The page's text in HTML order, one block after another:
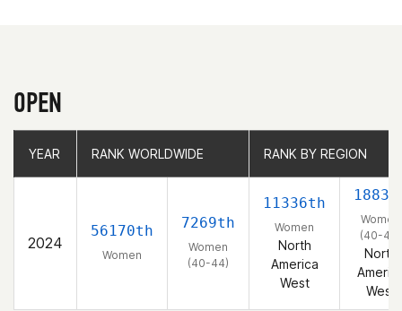
OPEN
YEAR RANK WORLDWIDE RANK BY REGION
2024
56170th
Women
7269th
Women
(40-44)
11336th
Women
North
America
West
Women
(40-44)
North
West
YEAR RANK WORLDWIDE RANK BY REGION